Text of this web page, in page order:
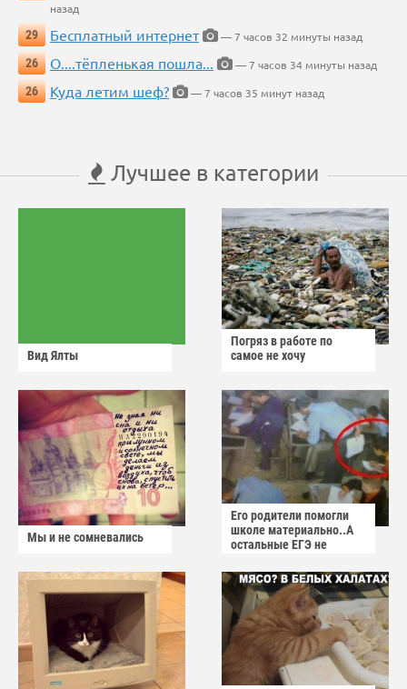
назад
29
Бесплатный интернет
— 7 часов 32 минуты назад
26
О....тёпленькая пошла...
— 7 часов 34 минуты назад
26
Куда летим шеф? — 7 часов 35 минут назад
Лучшее в категории
Вид Ялты
Погряз в работе по
самое не хочу
Мы и не сомневались
Его родители помогли
школе материально..А
остальные ЕГЭ не